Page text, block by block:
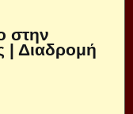
στην
| Διαδρομή